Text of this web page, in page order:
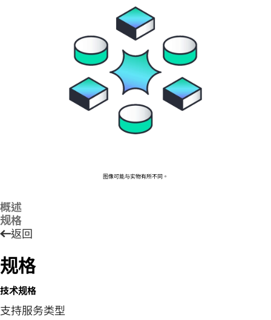
前往 HPE 商店浏览、配置和订购。
立即购买
图像可能与实物有所不同。
概述
规格
返回
规格
技术规格
支持服务类型